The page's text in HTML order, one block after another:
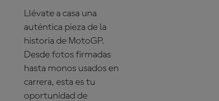
Llévate a casa una
auténtica pieza de la
historia de MotoGP.
Desde fotos firmadas
hasta monos usados en
carrera, esta es tu
oportunidad de